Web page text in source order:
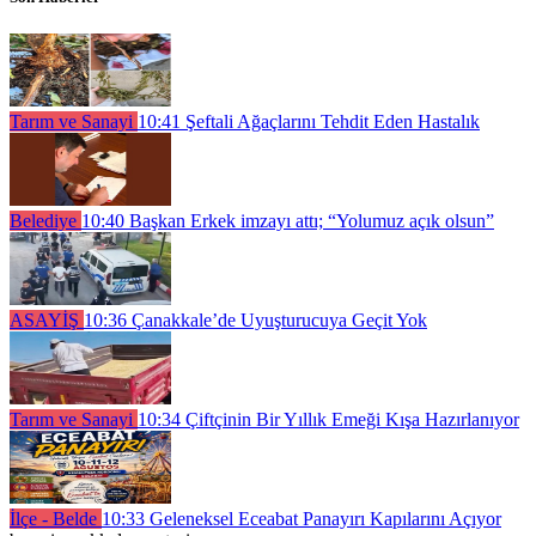
Tarım ve Sanayi 10:41 Şeftali Ağaçlarını Tehdit Eden Hastalık
Belediye 10:40 Başkan Erkek imzayı attı; “Yolumuz açık olsun”
ASAYİŞ 10:36 Çanakkale’de Uyuşturucuya Geçit Yok
Tarım ve Sanayi 10:34 Çiftçinin Bir Yıllık Emeği Kışa Hazırlanıyor
İlçe - Belde 10:33 Geleneksel Eceabat Panayırı Kapılarını Açıyor